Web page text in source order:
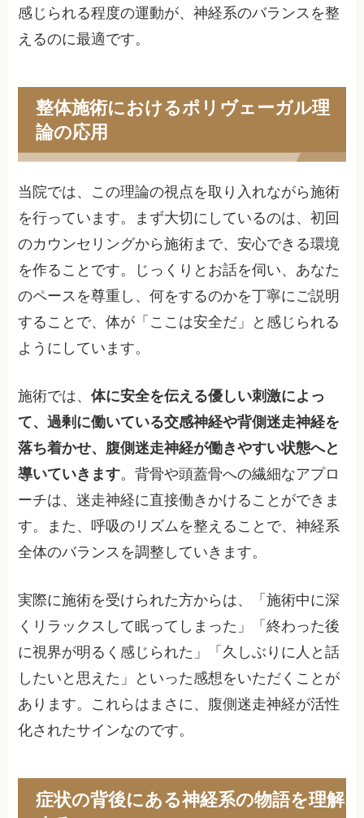
感じられる程度の運動が、神経系のバランスを整
えるのに最適です。
整体施術におけるポリヴェーガル理
論の応用
当院では、この理論の視点を取り入れながら施術
を行っています。まず大切にしているのは、初回
のカウンセリングから施術まで、安心できる環境
を作ることです。じっくりとお話を伺い、あなた
のペースを尊重し、何をするのかを丁寧にご説明
することで、体が「ここは安全だ」と感じられる
ようにしています。
施術では、体に安全を伝える優しい刺激によっ
て、過剰に働いている交感神経や背側迷走神経を
落ち着かせ、腹側迷走神経が働きやすい状態へと
導いていきます。背骨や頭蓋骨への繊細なアプロ
ーチは、迷走神経に直接働きかけることができま
す。また、呼吸のリズムを整えることで、神経系
全体のバランスを調整していきます。
実際に施術を受けられた方からは、「施術中に深
くリラックスして眠ってしまった」「終わった後
に視界が明るく感じられた」「久しぶりに人と話
したいと思えた」といった感想をいただくことが
あります。これらはまさに、腹側迷走神経が活性
化されたサインなのです。
症状の背後にある神経系の物語を理解